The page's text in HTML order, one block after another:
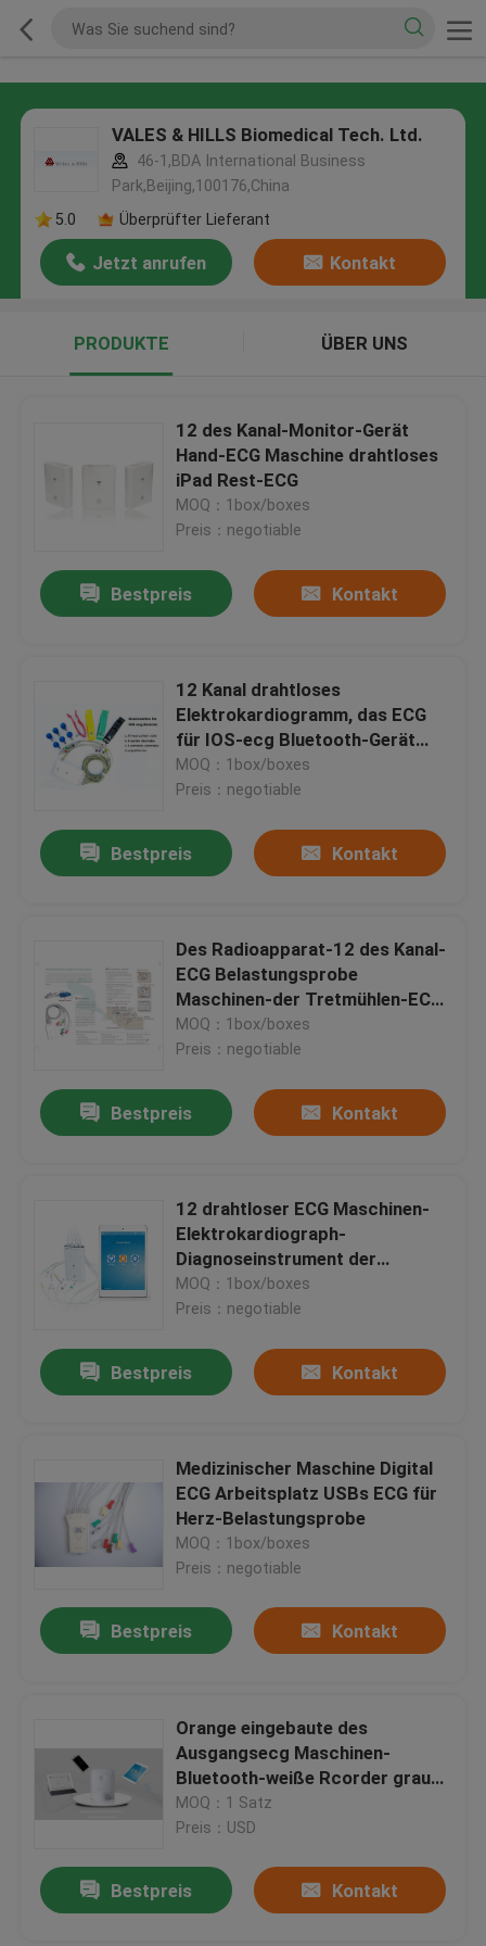
VALES & HILLS Biomedical Tech. Ltd.
46-1,BDA International Business
Park,Beijing,100176,China
5.0
Überprüfter Lieferant
Jetzt anrufen Kontakt
PRODUKTE ÜBER UNS
12 des Kanal-Monitor-Gerät
Hand-ECG Maschine drahtloses
iPad Rest-ECG
MOQ：1box/boxes
Preis：negotiable
Bestpreis Kontakt
12 Kanal drahtloses
Elektrokardiogramm, das ECG
für IOS-ecg Bluetooth-Gerät
stillsteht
MOQ：1box/boxes
Preis：negotiable
Bestpreis Kontakt
Des Radioapparat-12 des Kanal-
ECG Belastungsprobe
Maschinen-der Tretmühlen-ECG
für Krankenhaus
MOQ：1box/boxes
Preis：negotiable
Bestpreis Kontakt
12 drahtloser ECG Maschinen-
Elektrokardiograph-
Diagnoseinstrument der
Führungs-für IOS
MOQ：1box/boxes
Preis：negotiable
Bestpreis Kontakt
Medizinischer Maschine Digital
ECG Arbeitsplatz USBs ECG für
Herz-Belastungsprobe
MOQ：1box/boxes
Preis：negotiable
Bestpreis Kontakt
Orange eingebaute des
Ausgangsecg Maschinen-
Bluetooth-weiße Rcorder graue
und grüne Farben
MOQ：1 Satz
Preis：USD
Bestpreis Kontakt